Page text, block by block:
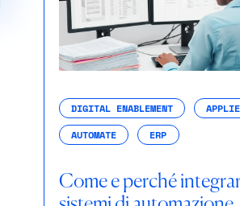
DIGITAL ENABLEMENT
AUTOMATE
ERP
Come e perché